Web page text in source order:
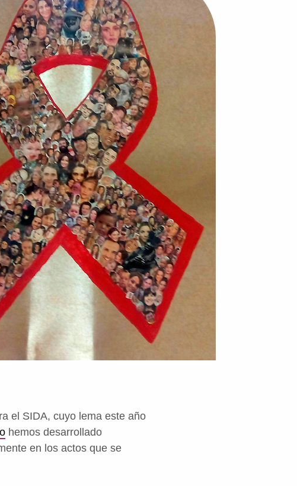
el SIDA, cuyo lema este año
hemos desarrollado
en los actos que se